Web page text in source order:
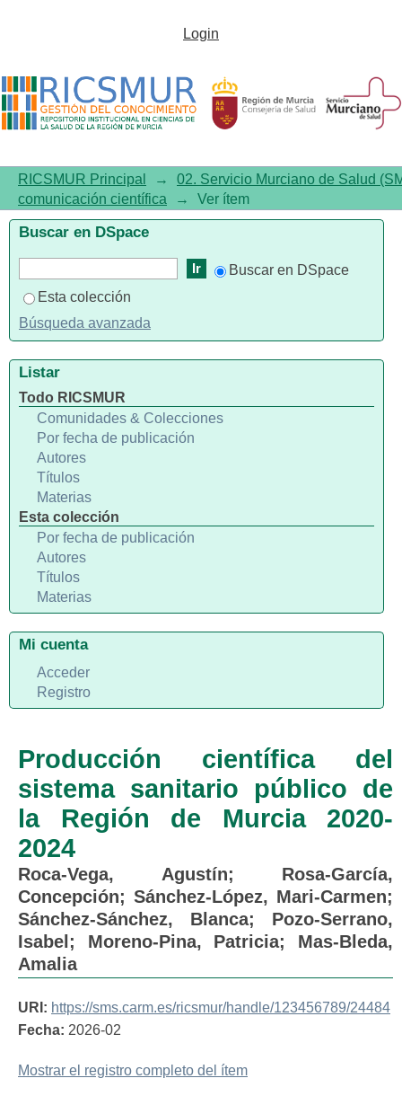
Producción científica del
Región de Murcia 2020-2024
Login
RICSMUR Principal →
02. Servicio Murciano de Salud
comunicación científica
→ Ver ítem
Producción científica del
sistema sanitario público de
la Región de Murcia 2020-
2024
Roca-Vega, Agustín; Rosa-García,
Concepción; Sánchez-López, Mari-Carmen;
Sánchez-Sánchez, Blanca; Pozo-Serrano,
Isabel ; Moreno-Pina, Patricia; Mas-Bleda,
Amalia
URI: https://sms.carm.es/ricsmur/handle/123456789/24484
Fecha: 2026-02
Mostrar el registro completo del ítem
Buscar en DSpace
Buscar en DSpace
Esta colección
Búsqueda avanzada
Listar
Todo RICSMUR
Comunidades & Colecciones
Por fecha de publicación
Autores
Títulos
Materias
Esta colección
Por fecha de publicación
Autores
Títulos
Materias
Mi cuenta
Acceder
Registro